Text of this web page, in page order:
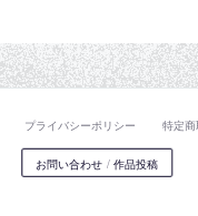
プライバシーポリシー 特定
お問い合わせ / 作品投稿